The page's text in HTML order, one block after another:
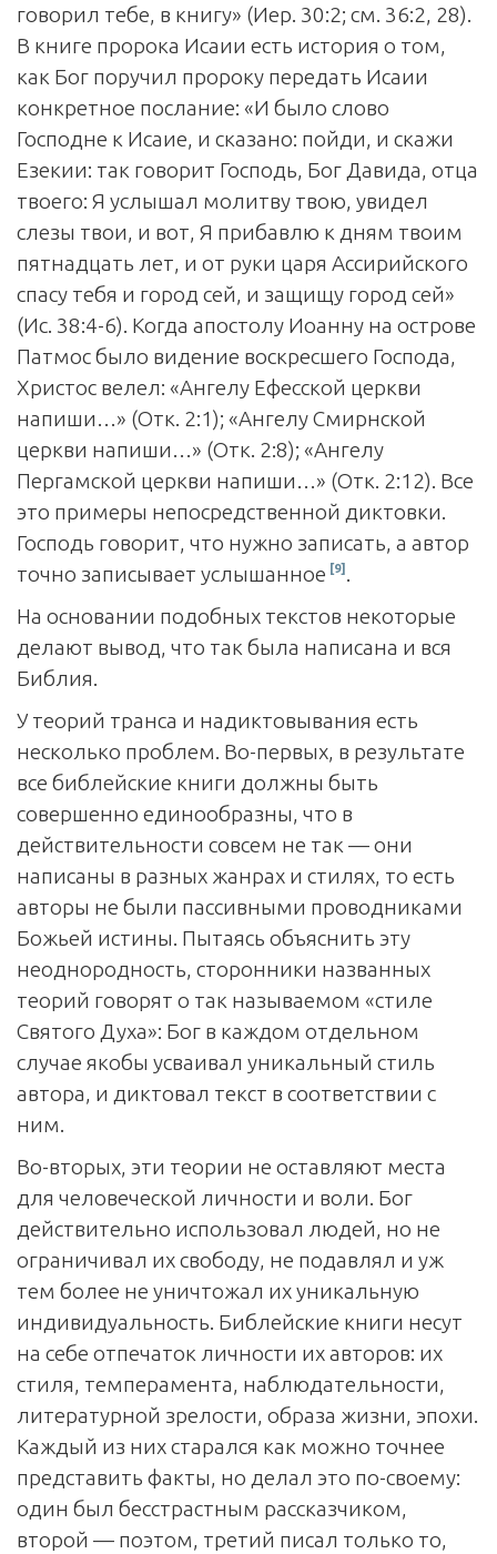
говорил тебе, в книгу» (Иер. 30:2; см. 36:2, 28).
В книге пророка Исаии есть история о том,
как Бог поручил пророку передать Исаии
конкретное послание: «И было слово
Господне к Исаие, и сказано: пойди, и скажи
Езекии: так говорит Господь, Бог Давида, отца
твоего: Я услышал молитву твою, увидел
слезы твои, и вот, Я прибавлю к дням твоим
пятнадцать лет, и от руки царя Ассирийского
спасу тебя и город сей, и защищу город сей»
(Ис. 38:4-6). Когда апостолу Иоанну на острове
Патмос было видение воскресшего Господа,
Христос велел: «Ангелу Ефесской церкви
напиши…» (Отк. 2:1); «Ангелу Смирнской
церкви напиши…» (Отк. 2:8); «Ан­гелу
Пергамской церкви напиши…» (Отк. 2:12). Все
это примеры непосредственной диктовки.
Господь говорит, что нужно записать, а автор
точно записывает услышанное [9] .
На основании подобных текстов некоторые
делают вывод, что так была написана и вся
Библия.
У теорий транса и надиктовывания есть
несколько проблем. Во-первых, в результате
все библейские книги должны быть
совершенно единообразны, что в
действительности совсем не так — они
написаны в разных жанрах и стилях, то есть
авторы не были пассивными проводниками
Божьей истины. Пытаясь объяснить эту
неоднородность, сторонники названных
теорий говорят о так называемом «стиле
Святого Духа»: Бог в каждом отдельном
случае якобы усваивал уникальный стиль
автора, и диктовал текст в соответствии с
ним.
Во-вторых, эти теории не оставляют места
для человеческой личности и воли. Бог
действительно использовал людей, но не
ограничивал их свободу, не подавлял и уж
тем более не уничтожал их уникальную
индивидуальность. Библейские книги несут
на себе отпечаток личности их авторов: их
стиля, темперамента, наблюдательности,
литературной зрелости, образа жизни, эпохи.
Каждый из них старался как можно точнее
представить факты, но делал это по-своему:
один был бесстрастным рассказчиком,
второй — поэтом, третий писал только то,